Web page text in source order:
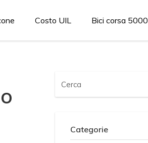
Costo UIL Bici corsa 5000
Categorie